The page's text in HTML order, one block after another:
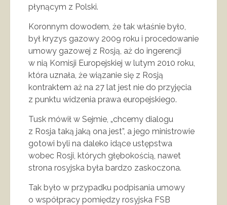
płynącym z Polski.
Koronnym dowodem, że tak właśnie było,
był kryzys gazowy 2009 roku i procedowanie
umowy gazowej z Rosją, aż do ingerencji
w nią Komisji Europejskiej w lutym 2010 roku,
która uznała, że wiązanie się z Rosją
kontraktem aż na 27 lat jest nie do przyjęcia
z punktu widzenia prawa europejskiego.
Tusk mówił w Sejmie, „chcemy dialogu
z Rosja taką jaką ona jest”, a jego ministrowie
gotowi byli na daleko idące ustępstwa
wobec Rosji, których głębokością, nawet
strona rosyjska była bardzo zaskoczona.
Tak było w przypadku podpisania umowy
o współpracy pomiędzy rosyjska FSB